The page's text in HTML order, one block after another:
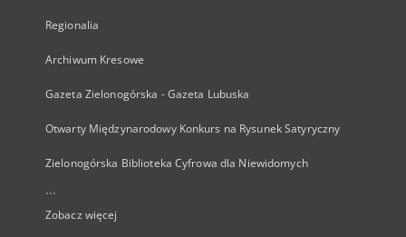
Regionalia
Archiwum Kresowe
Gazeta Zielonogórska - Gazeta Lubuska
Otwarty Międzynarodowy Konkurs na Rysunek Satyryczny
Zielonogórska Biblioteka Cyfrowa dla Niewidomych
...
Zobacz więcej